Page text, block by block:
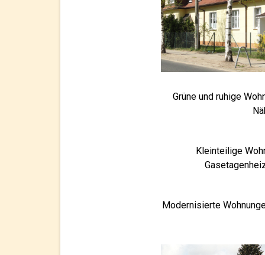
Grüne und ruhige
Kleinteilige
Modernisierte